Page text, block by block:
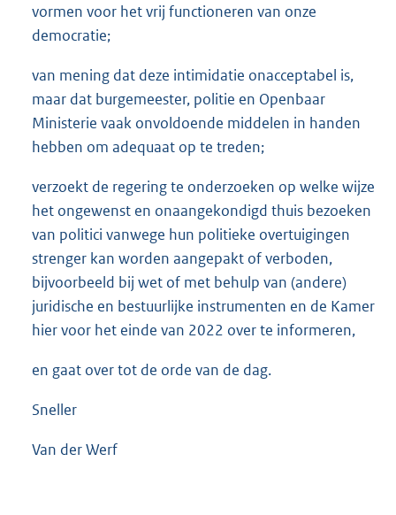
vormen voor het vrij functioneren van onze
democratie;
van mening dat deze intimidatie onacceptabel is,
maar dat burgemeester, politie en Openbaar
Ministerie vaak onvoldoende middelen in handen
hebben om adequaat op te treden;
verzoekt de regering te onderzoeken op welke wijze
het ongewenst en onaangekondigd thuis bezoeken
van politici vanwege hun politieke overtuigingen
strenger kan worden aangepakt of verboden,
bijvoorbeeld bij wet of met behulp van (andere)
juridische en bestuurlijke instrumenten en de Kamer
hier voor het einde van 2022 over te informeren,
en gaat over tot de orde van de dag.
Sneller
Van der Werf